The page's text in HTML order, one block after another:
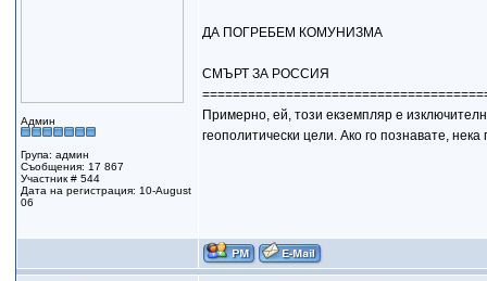
Админ
Група: админ
Съобщения: 17 867
Участник # 544
Дата на регистрация: 10-August
06
ДА ПОГРЕБЕМ КОМУНИЗМА
СМЪРТ ЗА РОССИЯ
Примерно, ей, този екземпляр е
геополитически цели. Ако го познавате,